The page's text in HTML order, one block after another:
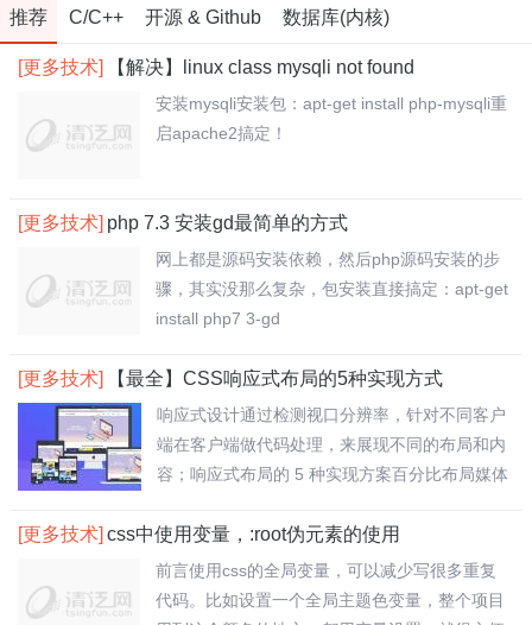
推荐 C/C++ 开源 & Github 数据库(内核)
[更多技术] 【解决】linux class mysqli not found
安装mysqli安装包：apt-get install php-mysqli重
启apache2搞定！
[更多技术] php 7.3 安装gd最简单的方式
网上都是源码安装依赖，然后php源码安装的步
骤，其实没那么复杂，包安装直接搞定：apt-get
install php7 3-gd
[更多技术] 【最全】CSS响应式布局的5种实现方式
响应式设计通过检测视口分辨率，针对不同客户
端在客户端做代码处理，来展现不同的布局和内
容；响应式布局的 5 种实现方案百分比布局媒体
[更多技术] css中使用变量，:root伪元素的使用
前言使用css的全局变量，可以减少写很多重复
代码。比如设置一个全局主题色变量，整个项目